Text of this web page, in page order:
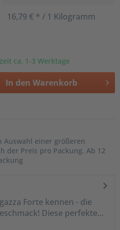
16,79 € * / 1 Kilogramm
ca. 1-3 Werktage
In den Warenkorb
Auswahl einer größeren
der Preis pro Packung. Ab 12
Forte kennen - die
Diese perfekte...